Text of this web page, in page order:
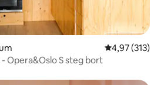
4,97 av 5 i
4,97 (313)
Opera&Oslo S steg bort